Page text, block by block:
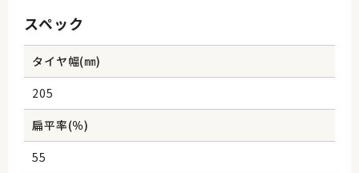
スペック
タイヤ幅(㎜)
205
扁平率(％)
55